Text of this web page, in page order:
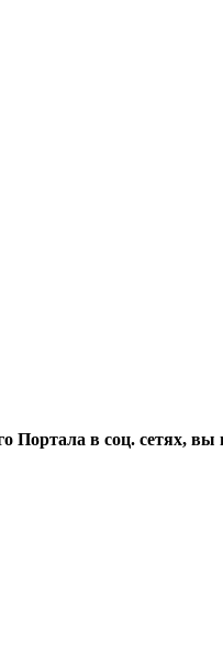
Портала в соц. сетях, вы